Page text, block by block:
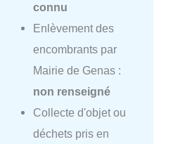
connu
Enlèvement des
encombrants par
Mairie de Genas :
non renseigné
Collecte d'objet ou
déchets pris en